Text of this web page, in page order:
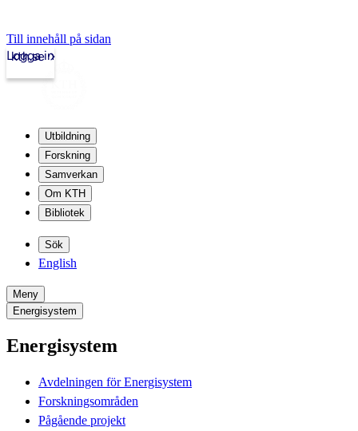
Till innehåll på sidan
kth.se
Logga in
Utbildning
Forskning
Samverkan
Om KTH
Bibliotek
Sök
English
Meny
Energisystem
Energisystem
Avdelningen för Energisystem
Forskningsområden
Pågående projekt